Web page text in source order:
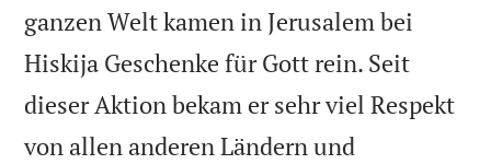
ganzen Welt kamen in Jerusalem bei
Hiskija Geschenke für Gott rein. Seit
dieser Aktion bekam er sehr viel Respekt
von allen anderen Ländern und